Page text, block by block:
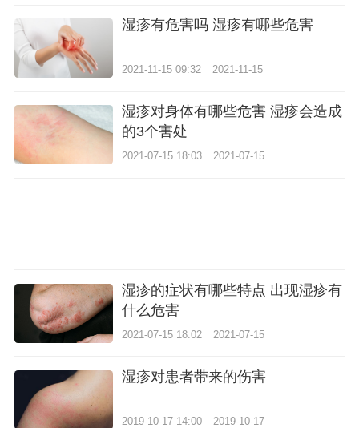
湿疹有危害吗 湿疹有哪些危害
2021-11-15 09:32 2021-11-15
湿疹对身体有哪些危害 湿疹会造成
的3个害处
2021-07-15 18:03 2021-07-15
湿疹的症状有哪些特点 出现湿疹有
什么危害
2021-07-15 18:02 2021-07-15
湿疹对患者带来的伤害
2019-10-17 14:00 2019-10-17